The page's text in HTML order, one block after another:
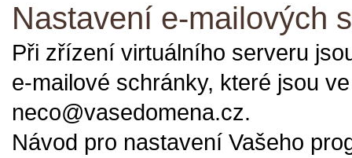
Nastavení e-mailových
Při zřízení virtuálního serveru
e-mailové schránky, které jsou
neco@vasedomena.cz.
Návod pro nastavení Vašeho